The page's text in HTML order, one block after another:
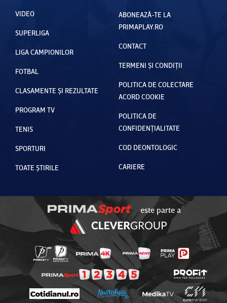
VIDEO
SUPERLIGA
LIGA CAMPIONILOR
FOTBAL
CLASAMENTE ȘI REZULTATE
PROGRAM TV
TENIS
SPORTURI
TOATE ȘTIRILE
ABONEAZĂ-TE LA
PRIMAPLAY.RO
CONTACT
TERMENI ȘI CONDIȚII
POLITICA DE COLECTARE
ACORD COOKIE
POLITICA DE
CONFIDENȚIALITATE
COD DEONTOLOGIC
CARIERE
este parte a